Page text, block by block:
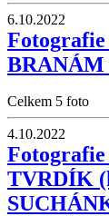
6.10.2022
BRANÁM
Celkem 5 foto
4.10.2022
TVRDÍK